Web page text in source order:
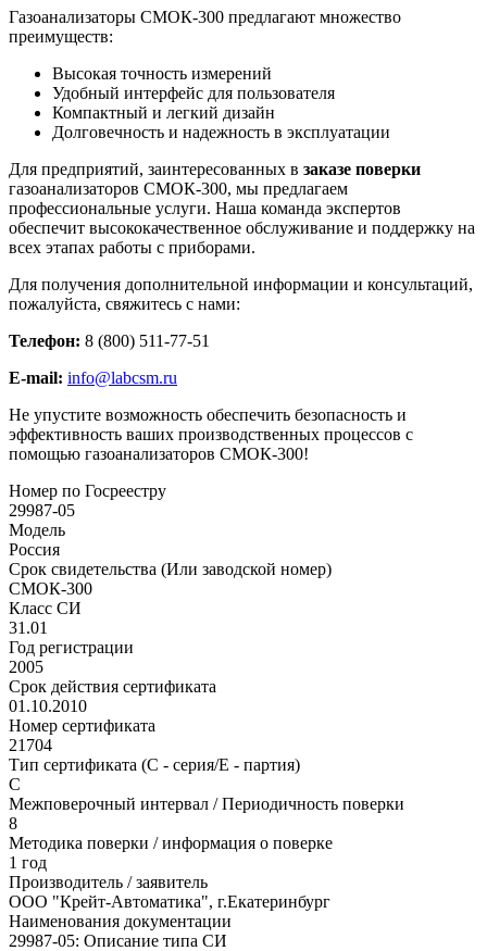
Газоанализаторы СМОК-300 предлагают множество
преимуществ:
Высокая точность измерений
Удобный интерфейс для пользователя
Компактный и легкий дизайн
Долговечность и надежность в эксплуатации
Для предприятий, заинтересованных в заказе поверки
газоанализаторов СМОК-300, мы предлагаем
профессиональные услуги. Наша команда экспертов
обеспечит высококачественное обслуживание и поддержку на
всех этапах работы с приборами.
Для получения дополнительной информации и консультаций,
пожалуйста, свяжитесь с нами:
Телефон: 8 (800) 511-77-51
E-mail: info@labcsm.ru
Не упустите возможность обеспечить безопасность и
эффективность ваших производственных процессов с
помощью газоанализаторов СМОК-300!
Номер по Госреестру
29987-05
Модель
Россия
Срок свидетельства (Или заводской номер)
СМОК-300
Класс СИ
31.01
Год регистрации
2005
Срок действия сертификата
01.10.2010
Номер сертификата
21704
Тип сертификата (C - серия/E - партия)
С
Межповерочный интервал / Периодичность поверки
8
Методика поверки / информация о поверке
1 год
Производитель / заявитель
ООО "Крейт-Автоматика", г.Екатеринбург
Наименования документации
29987-05: Описание типа СИ